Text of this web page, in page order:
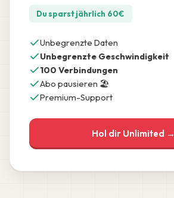
Du sparst jährlich 60€
Unbegrenzte Daten
Unbegrenzte Geschwindigkeit
100 Verbindungen
Abo pausieren 🏖️
Premium-Support
Hol dir Unlimited →